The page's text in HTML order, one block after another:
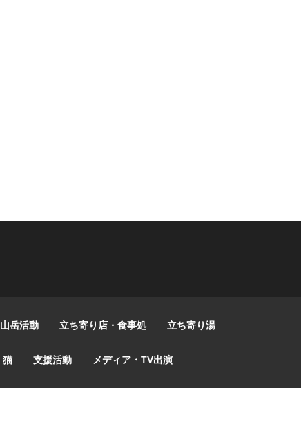
山岳活動 立ち寄り店・食事処 立ち寄り湯
猫 支援活動 メディア・TV出演